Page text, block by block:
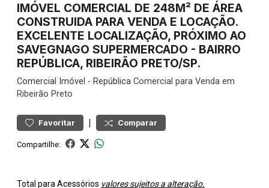
IMÓVEL COMERCIAL DE 248M² DE ÁREA
CONSTRUIDA PARA VENDA E LOCAÇÃO.
EXCELENTE LOCALIZAÇÃO, PRÓXIMO AO
SAVEGNAGO SUPERMERCADO - BAIRRO
REPÚBLICA, RIBEIRÃO PRETO/SP.
Comercial Imóvel - República Comercial para Venda em
Ribeirão Preto
Favoritar | Comparar
Compartilhe:
Total para Acessórios valores sujeitos a alteração.